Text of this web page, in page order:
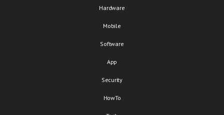
Hardware
Mobile
Software
App
Security
HowTo